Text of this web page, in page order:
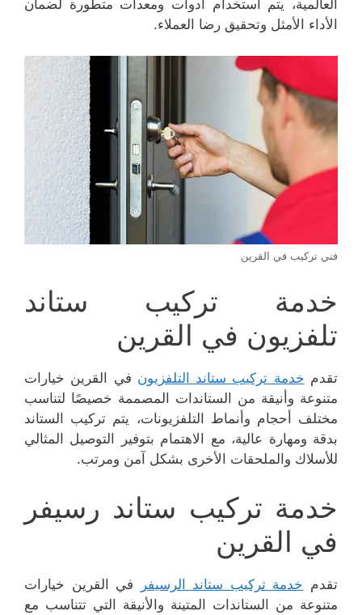
العالمية، يتم استخدام أدوات ومعدات متطورة لضمان
الأداء الأمثل وتحقيق رضا العملاء.
فني تركيب في القرين
خدمة تركيب ستاند
تلفزيون في القرين
تقدم خدمة تركيب ستاند التلفزيون في القرين خيارات
متنوعة وأنيقة من الستاندات المصممة خصيصًا لتناسب
مختلف أحجام وأنماط التلفزيونات، يتم تركيب الستاند
بدقة ومهارة عالية، مع الاهتمام بتوفير التوصيل المثالي
للأسلاك والملحقات الأخرى بشكل آمن ومرتب.
خدمة تركيب ستاند رسيفر
في القرين
تقدم خدمة تركيب ستاند الرسيفر
في القرين خيارات
متنوعة من الستاندات المتينة والأنيقة التي تتناسب مع